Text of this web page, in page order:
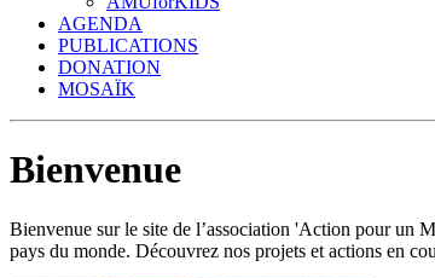
AGENDA
PUBLICATIONS
DONATION
MOSAÏK
Bienvenue
Bienvenue sur le site de l’association 'Action pour un
pays du monde. Découvrez nos projets et actions en